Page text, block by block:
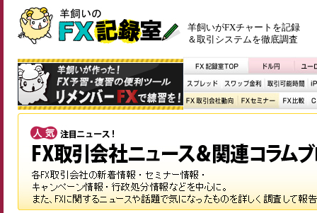
羊飼いがFXチャートを記録
＆取引システムを徹底調査